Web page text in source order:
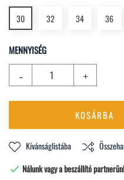
30 32 34 36
MENNYISÉG
KOSÁRBA
Kívánságlistába
 Nálunk vagy a beszállító